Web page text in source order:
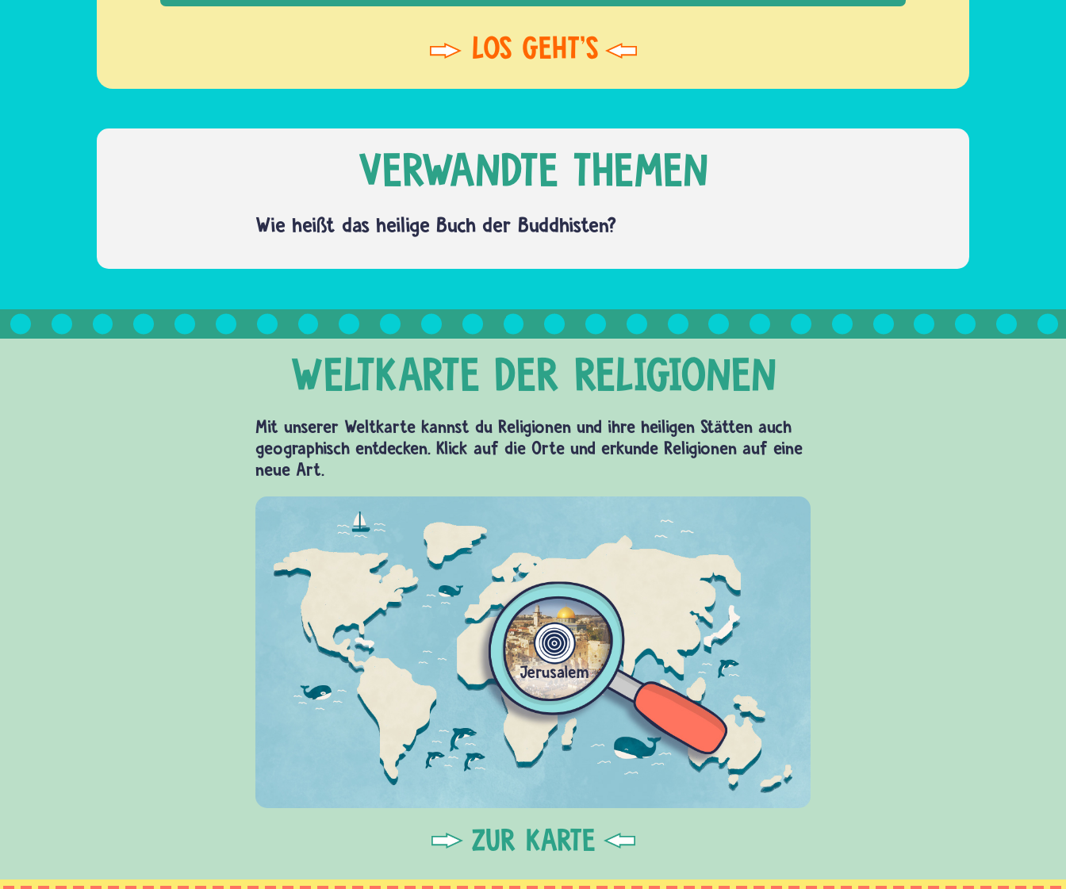
VERWANDTE THEMEN
Wie heißt das heilige Buch der Buddhisten?
Mit unserer Weltkarte kannst du Religionen und ihre heiligen Stätten auch
geographisch entdecken. Klick auf die Orte und erkunde Religionen auf eine
neue Art.
ZUR KARTE